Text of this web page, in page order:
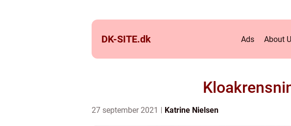
DK-SITE.dk Ads About
27 september 2021 Katrine Nielsen